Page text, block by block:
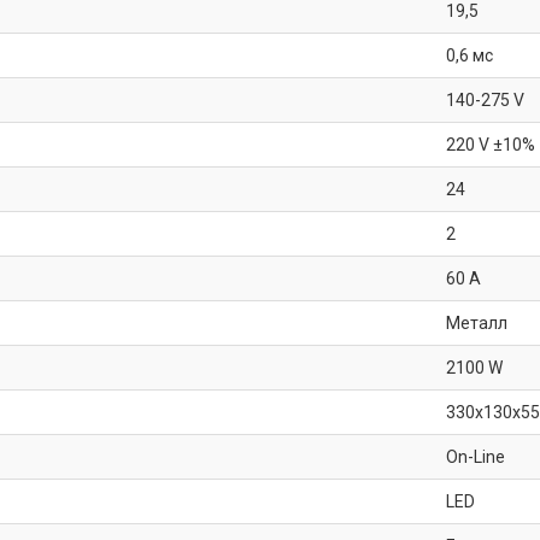
19,5
0,6 мс
140-275 V
220 V ±10%
24
2
60 А
Металл
2100 W
On-Line
LED